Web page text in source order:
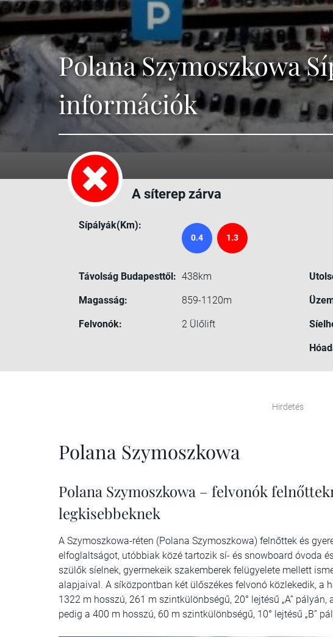
Polana Szymoszkowa
információk
A síterep zárva
Sípályák(Km):
0.4 1.3
Távolság Budapesttől: 438km
Magasság: 859-1120m
Felvonók: 2 Ülőlift
Hirdetés
Polana Szymoszkowa
Polana Szymoszkowa – felvonók
legkisebbeknek
A Szymoszkowa-réten (Polana Szymoszkowa) felnőttek és
elfoglaltságot, utóbbiak közé tartozik sí- és snowboard óvoda
szülők síelnek, gyermekeik szakemberek felügyelete mellett
alapjaival. A síközpontban két ülőszékes felvonó közlekedik, a
1322 m hosszú, 261 m szintkülönbségű, 20° lejtésű „A”
pedig a 400 m hosszú, 60 m szintkülönbségű, 10° lejtésű „B”